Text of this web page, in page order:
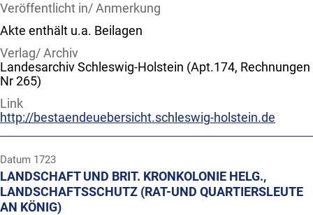
Veröffentlicht in/ Anmerkung
Akte enthält u.a. Beilagen
Verlag/ Archiv
Landesarchiv Schleswig-Holstein (Apt.174, Rechnungen
Nr 265)
Link
http://bestaendeuebersicht.schleswig-holstein.de
Datum 1723
LANDSCHAFT UND BRIT. KRONKOLONIE HELG.,
LANDSCHAFTSSCHUTZ (RAT-UND QUARTIERSLEUTE
AN KÖNIG)